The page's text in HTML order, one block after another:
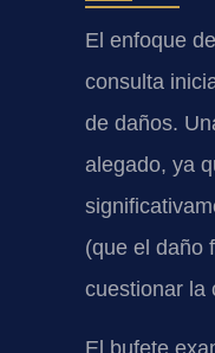
El enfoque
consulta
de daños.
alegado, ya
(que el daño
cuestionar la
El bufete